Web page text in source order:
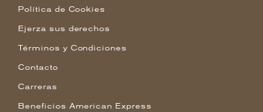
Política de Cookies
Ejerza sus derechos
Términos y Condiciones
Contacto
Carreras
Beneficios American Express